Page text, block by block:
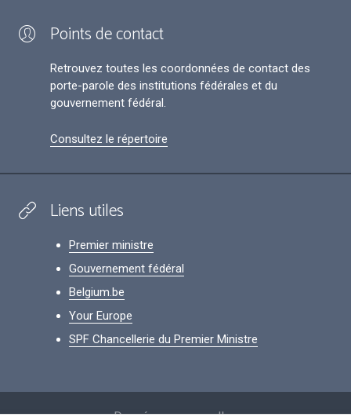
Points de contact
Retrouvez toutes les coordonnées de contact des
porte-parole des institutions fédérales et du
gouvernement fédéral.
Consultez le répertoire
Liens utiles
Premier ministre
Gouvernement fédéral
Belgium.be
Your Europe
SPF Chancellerie du Premier Ministre